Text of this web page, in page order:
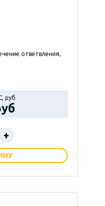
ответвления,
руб
+